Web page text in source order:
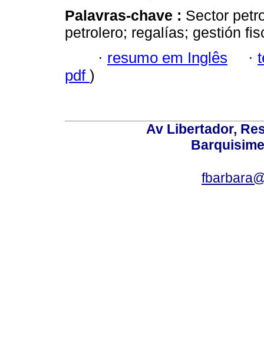
Palavras-chave : Sector
petrolero; regalías; gestión
· resumo em Inglês ·
pdf )
Av Libertador,